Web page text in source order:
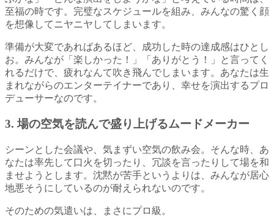
至福の時です。完璧なスケジュールを組み、みんなの驚く顔
を想像してニヤニヤしてしまいます。
準備が大変であればあるほど、成功した時の達成感はひとし
お。みんなが「楽しかった！」「ありがとう！」と言ってく
れるだけで、疲れなんて吹き飛んでしまいます。あなたは生
まれながらのエンターテイナーであり、幸せを演出するプロ
デューサーなのです。
3. 場の空気を読んで盛り上げるムードメーカー
シーンとした会議や、気まずい空気の飲み会。そんな時、あ
なたは率先して口火を切ったり、冗談を言ったりして場を和
ませようとします。沈黙が苦手というよりは、みんなが居心
地悪そうにしているのが耐えられないのです。
そのための気遣いは、まさにプロ級。